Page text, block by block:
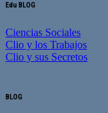
Edu BLOG
Ciencias Sociales
Clio y los Trabajos
Clio y sus Secretos
BLOG